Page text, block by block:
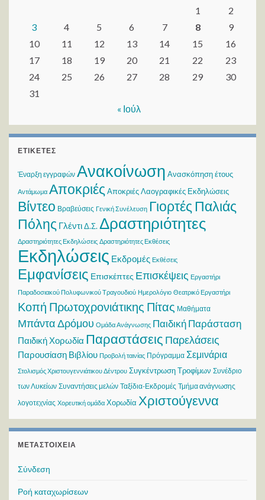
1
2
3
4 5 6 7 8
9
10
11 12 13 14 15
16
17
18 19 20 21 22
23
24
25 26 27 28 29
30
31
« Ιούλ
ΕΤΙΚΈΤΕΣ
Έναρξη εγγραφών Ανακοίνωση Ανασκόπηση έτους
Αντάμωμα Αποκριές Αποκριές Λαογραφικές Εκδηλώσεις
Βίντεο Βραβεύσεις Γενική Συνέλευση Γιορτές Παλιάς
Πόλης ΓλέντιΔ.Σ. Δραστηριότητες
Δραστηριότητες Εκδηλώσεις Δραστηριότητες Εκθέσεις
Εκδηλώσεις Εκδρομές Εκθέσεις
Εμφανίσεις Επισκέπτες Επισκέψεις Εργαστήρι
Παραδοσιακού Πολυφωνικού Τραγουδιού Ημερολόγιο Θεατρικό Εργαστήρι
Κοπή Πρωτοχρονιάτικης Πίτας Μαθήματα
Μπάντα Δρόμου Ομάδα Ανάγνωσης Παιδική Παράσταση
Παιδική Χορωδία Παραστάσεις Παρελάσεις
Παρουσίαση Βιβλίου Προβολή ταινίας Πρόγραμμα Σεμινάρια
Στολισμός Χριστουγεννιάτικου Δέντρου Συγκέντρωση Τροφίμων Συνέδριο
των Λυκείων Συναντήσεις μελών Ταξίδια-Εκδρομές Τμήμα ανάγνωσης
λογοτεχνίας Χορευτική ομάδα Χορωδία Χριστούγεννα
ΜΕΤΑΣΤΟΙΧΕΊΑ
Σύνδεση
Ροή καταχωρίσεων